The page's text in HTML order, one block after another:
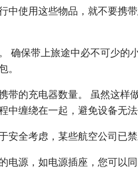
中使用这些物品，就不要携
确保带上旅途中必不可少的
。
带的充电器数量。 虽然这样
中缠绕在一起，避免设备无法
安全考虑，某些航空公司已禁
电源，如电源插座，您可以